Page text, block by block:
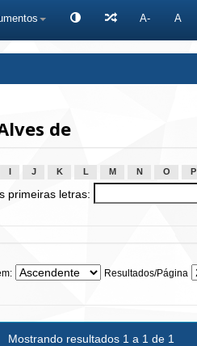
A- A
de
J K L M N O P
primeiras letras:
Resultados/Página
Mostrando resultados 1 a 1 de 1